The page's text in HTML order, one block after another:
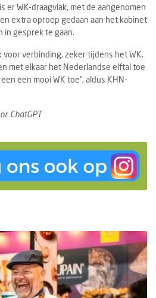
er WK-draagvlak, met de aangenomen
extra oproep gedaan aan het kabinet
in gesprek te gaan.
voor verbinding, zeker tijdens het WK.
met elkaar het Nederlandse elftal toe
een mooi WK toe”, aldus KHN-
ChatGPT